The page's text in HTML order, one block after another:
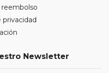
reembolso
privacidad
Newsletter